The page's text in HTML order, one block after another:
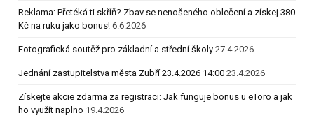
Reklama: Přetéká ti skříň? Zbav se nenošeného oblečení a získej 380
Kč na ruku jako bonus! 6.6.2026
Fotografická soutěž pro základní a střední školy 27.4.2026
Jednání zastupitelstva města Zubří 23.4.2026 14:00 23.4.2026
Získejte akcie zdarma za registraci: Jak funguje bonus u eToro a jak
ho využít naplno 19.4.2026